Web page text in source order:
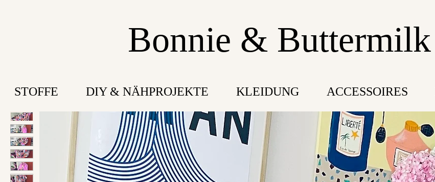
Bonnie & Buttermilk
STOFFE DIY & NÄHPROJEKTE KLEIDUNG ACCESSOIRES